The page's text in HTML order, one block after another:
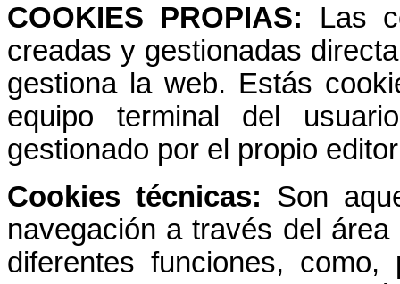
COOKIES PROPIAS: Las
creadas y gestionadas
gestiona la web. Estás
equipo terminal del
gestionado por el propio
Cookies técnicas: Son
navegación a través del
diferentes funciones,